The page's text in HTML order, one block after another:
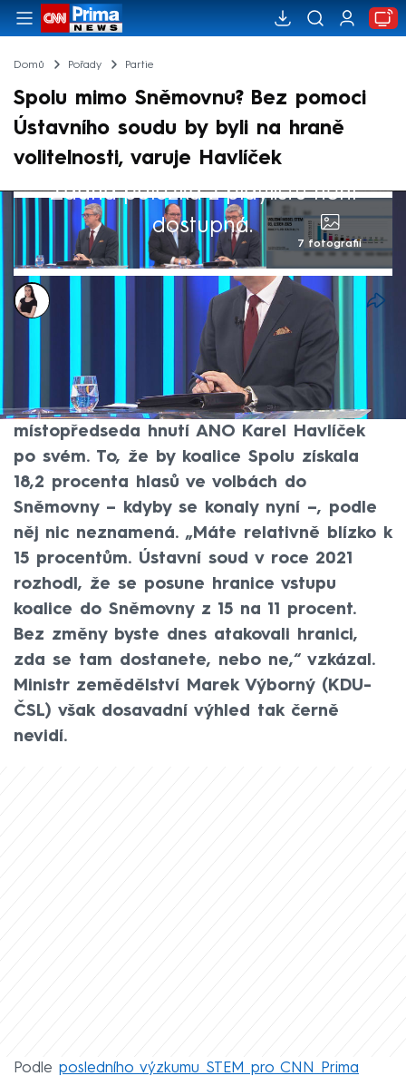
Domů Pořady Partie
Spolu mimo Sněmovnu? Bez pomoci
Ústavního soudu by byli na hraně
volitelnosti, varuje Havlíček
Žádná položka z playlistu není
dostupná.
7 fotografií
Monika Kabourková
Akt. 7. dub 2025, 21:19
• 26. led 2025, 11:36
Poslední výzkum analytického ústavu STEM
pro CNN Prima NEWS v pořadu Partie
Terezie Tománkové okomentoval první
místopředseda hnutí ANO Karel Havlíček
po svém. To, že by koalice Spolu získala
18,2 procenta hlasů ve volbách do
Sněmovny – kdyby se konaly nyní –, podle
něj nic neznamená. „Máte relativně blízko k
15 procentům. Ústavní soud v roce 2021
rozhodl, že se posune hranice vstupu
koalice do Sněmovny z 15 na 11 procent.
Bez změny byste dnes atakovali hranici,
zda se tam dostanete, nebo ne,“ vzkázal.
Ministr zemědělství Marek Výborný (KDU-
ČSL) však dosavadní výhled tak černě
nevidí.
Podle posledního výzkumu STEM pro CNN Prima